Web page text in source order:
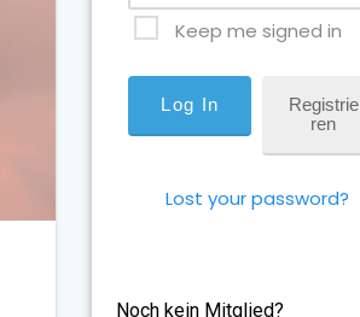
Keep me signed in
Registrie
Ren
Lost your password?
Noch kein Mitglied?